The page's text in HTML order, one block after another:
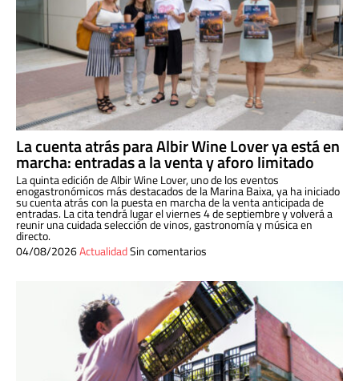
La cuenta atrás para Albir Wine Lover ya está en
marcha: entradas a la venta y aforo limitado
La quinta edición de Albir Wine Lover, uno de los eventos
enogastronómicos más destacados de la Marina Baixa, ya ha iniciado
su cuenta atrás con la puesta en marcha de la venta anticipada de
entradas. La cita tendrá lugar el viernes 4 de septiembre y volverá a
reunir una cuidada selección de vinos, gastronomía y música en
directo.
04/08/2026ActualidadSin comentarios